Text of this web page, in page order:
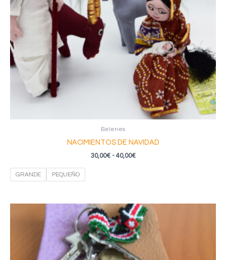
Belenes
NACIMIENTOS DE NAVIDAD
30,00€ - 40,00€Rango
40,00€
GRANDE PEQUEÑO